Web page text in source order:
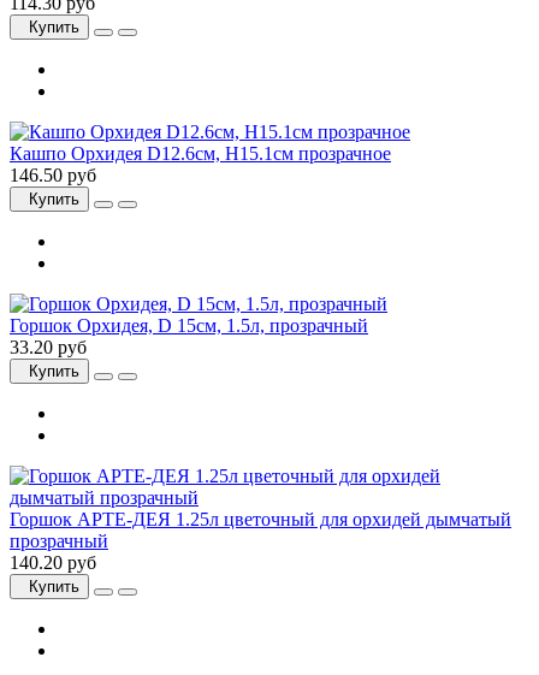
Купить
Кашпо Орхидея D12.6см, H15.1см прозрачное
146.50 руб
Купить
Горшок Орхидея, D 15см, 1.5л, прозрачный
33.20 руб
Купить
Горшок АРТЕ-ДЕЯ 1.25л цветочный для орхидей дымчатый
прозрачный
140.20 руб
Купить